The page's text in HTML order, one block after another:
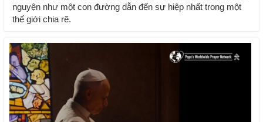
nguyện như một con đường dẫn đến sự hiệp nhất trong một
thế giới chia rẽ.